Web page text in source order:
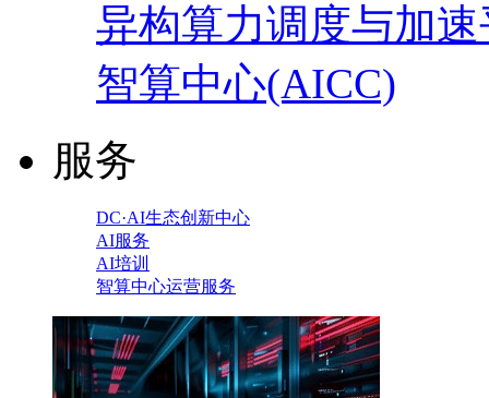
异构算力调度与加
智算中心(AICC)
服务
DC·AI生态创新中心
AI服务
AI培训
智算中心运营服务